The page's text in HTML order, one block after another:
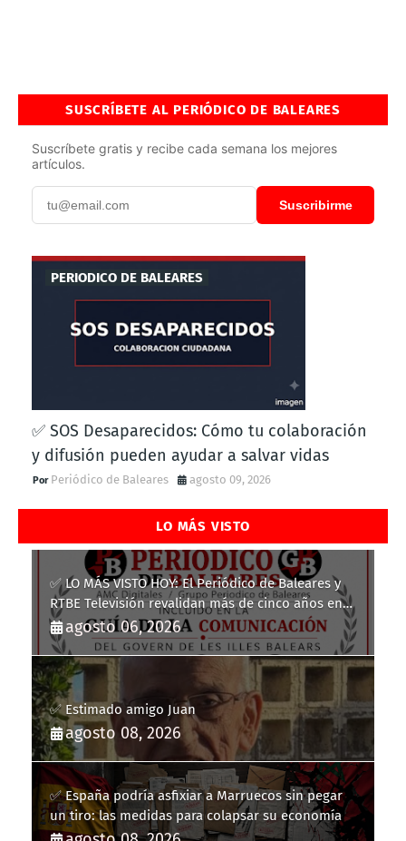
SUSCRÍBETE AL PERIÓDICO DE BALEARES
Suscríbete gratis y recibe cada semana los mejores
artículos.
Suscribirme
PERIODICO DE BALEARES
✅ SOS Desaparecidos: Cómo tu colaboración
y difusión pueden ayudar a salvar vidas
Periódico de Baleares agosto 09, 2026
LO MÁS VISTO
✅ LO MÁS VISTO HOY: El Periódico de Baleares y
RTBE Televisión revalidan más de cinco años en
la Guía de la Comunicación del Govern de les Illes
Balears
agosto 06, 2026
✅ Estimado amigo Juan
agosto 08, 2026
✅ España podría asfixiar a Marruecos sin pegar
un tiro: las medidas para colapsar su economía